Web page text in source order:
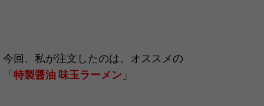
今回、私が注文したのは、オススメの
「特製醤油 味玉ラーメン 」